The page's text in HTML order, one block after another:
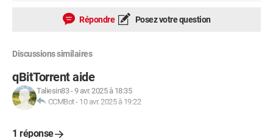
Répondre Posez votre question
Discussions similaires
qBitTorrent aide
Taliesin83-9 avr. 2025 à 18:35
CCMBot- 10 avr. 2025 à 19:22
1 réponse